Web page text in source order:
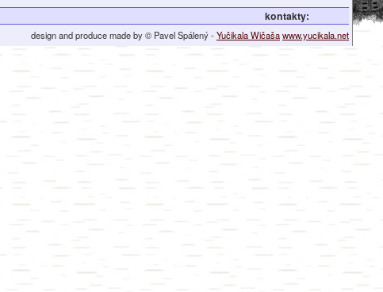
kontakty:
design and produce made by © Pavel Spálený -Yučikala Wičašawww.yucikala.net